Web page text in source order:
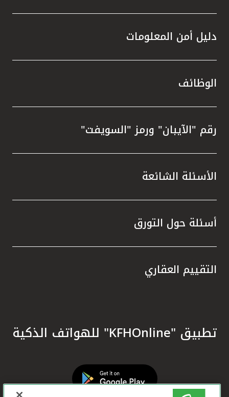
دليل أمن المعلومات
الوظائف
رقم "الآيبان" ورمز "السويفت"
الأسئلة الشائعة
أسئلة حول التورق
التقييم العقاري
تطبيق "KFHOnline" للهواتف الذكية